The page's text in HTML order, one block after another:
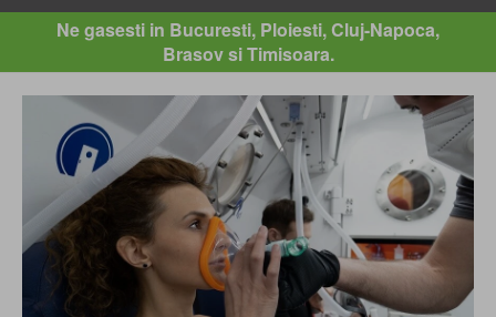
EFECTELE TERAPIEI CU OXIGEN HIPERBARIC ASUPRA RESPIRATIEI
PERFORMANTEI FIZICE LA SPORTIVII DE VARSTA MIJLOCIE: UN STUDIU
CONTROLAT
Ne gasesti in Bucuresti, Ploiesti, Cluj-Napoca,
Brasov si Timisoara.